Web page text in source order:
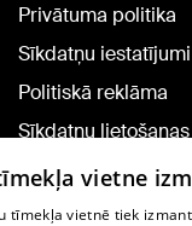
Privātuma politika
Sīkdatņu iestatījumi
Politiskā reklāma
Sīkdatņu lietošanas
noteikumi
Komentāru
vietne
tīmekļa vietnē tiek